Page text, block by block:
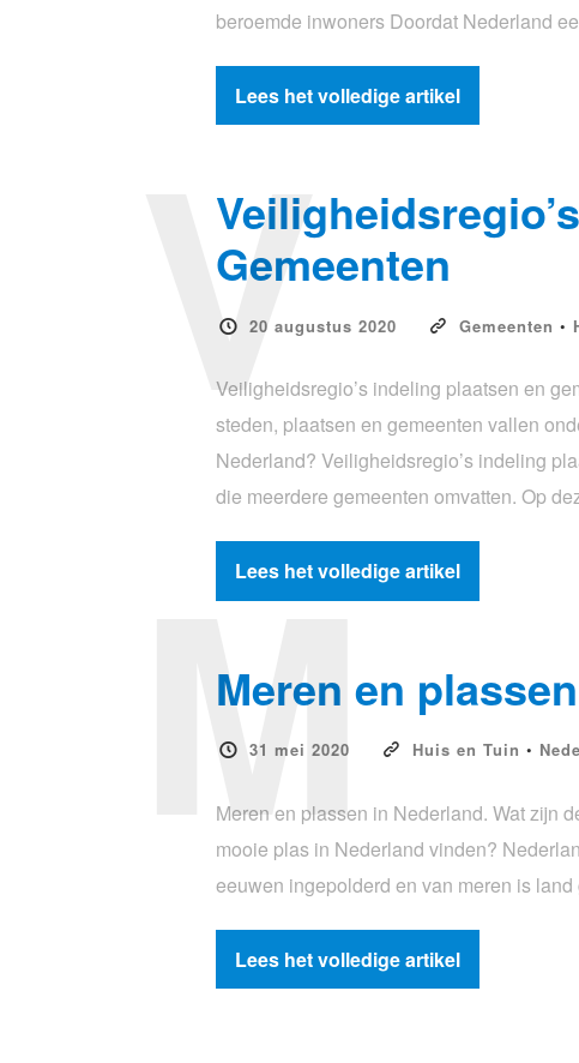
beroemde inwoners Doordat Nederland
Lees het volledige artikel
Gemeenten
20 augustus 2020 Gemeenten •
V
Veiligheidsregio’s indeling plaatsen en
steden, plaatsen en gemeenten vallen
Nederland? Veiligheidsregio’s indeling
die meerdere gemeenten omvatten. Op
Lees het volledige artikel
Meren en
31 mei 2020 Huis en Tuin •
M
Meren en plassen in Nederland. Wat zijn
mooie plas in Nederland vinden?
eeuwen ingepolderd en van meren is
Lees het volledige artikel